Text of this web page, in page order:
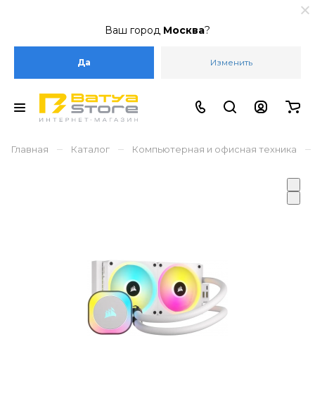
Ваш город Москва?
Да Изменить
Главная – Каталог – Компьютерная и офисная техника –